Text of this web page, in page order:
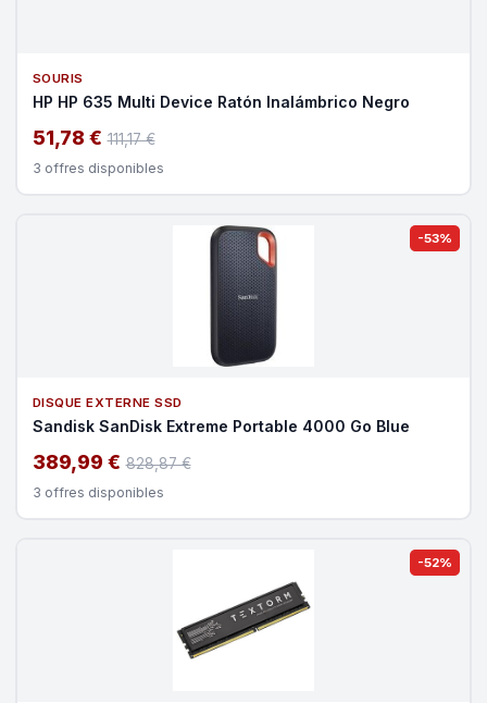
SOURIS
HP HP 635 Multi Device Ratón Inalámbrico Negro
51,78 € 111,17 €
3 offres disponibles
-53%
DISQUE EXTERNE SSD
Sandisk SanDisk Extreme Portable 4000 Go Blue
389,99 € 828,87 €
3 offres disponibles
-52%